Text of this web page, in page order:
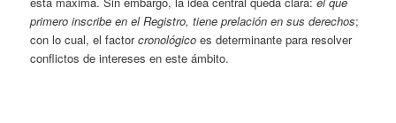
primero inscribe en el Registro, tiene prelación en sus derechos;
con lo cual, el factorcronológico es determinante para resolver
conflictos de intereses en este ámbito.